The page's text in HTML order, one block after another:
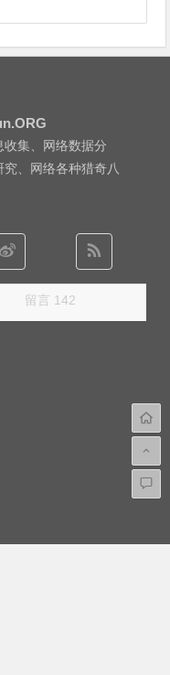
收集、网络数据分
、网络各种猎奇八
留言 142